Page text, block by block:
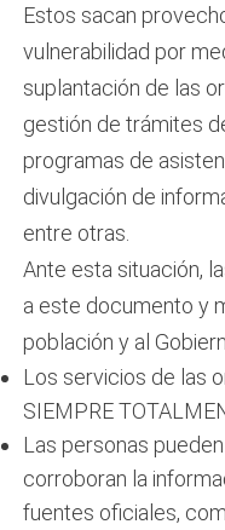
Estos sacan
vulnerabilidad por
suplantación de las
gestión de trámites
programas de
divulgación de
entre otras.
Ante esta situación,
a este documento y
población y al
Los servicios de las
SIEMPRE
Las personas
corroboran la
fuentes oficiales,